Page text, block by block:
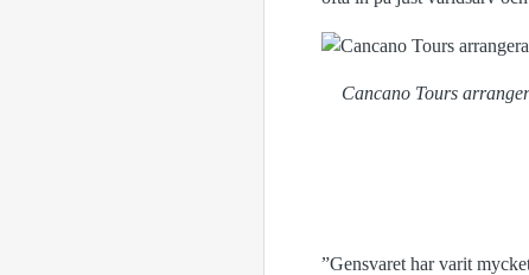
Cancano Tours
”Gensvaret har varit